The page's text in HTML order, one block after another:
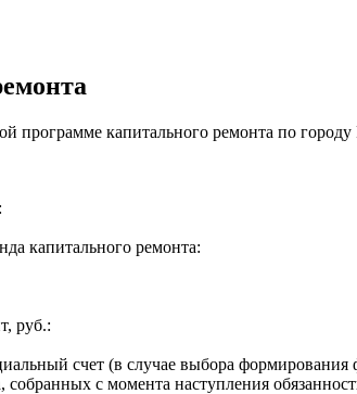
программе капитального ремонта по
капитального ремонта:
руб.:
счет (в случае выбора формирования
с момента наступления